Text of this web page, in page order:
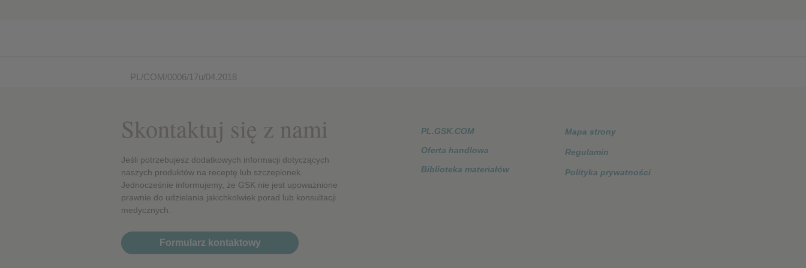
PL/COM/0006/17u/04.2018
Skontaktuj się z nami
Jeśli potrzebujesz dodatkowych informacji dotyczących
naszych produktów na receptę lub szczepionek.
Jednocześnie informujemy, że GSK nie jest upoważnione
prawnie do udzielania jakichkolwiek porad lub konsultacji
medycznych.
Formularz kontaktowy
PL.GSK.COM
Oferta handlowa
Biblioteka materiałów
Mapa strony
Regulamin
Polityka prywatności
Reklamowe pliki cookie